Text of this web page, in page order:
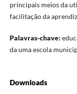
principais meios da
facilitação da
Palavras-chave:
da uma escola
Downloads